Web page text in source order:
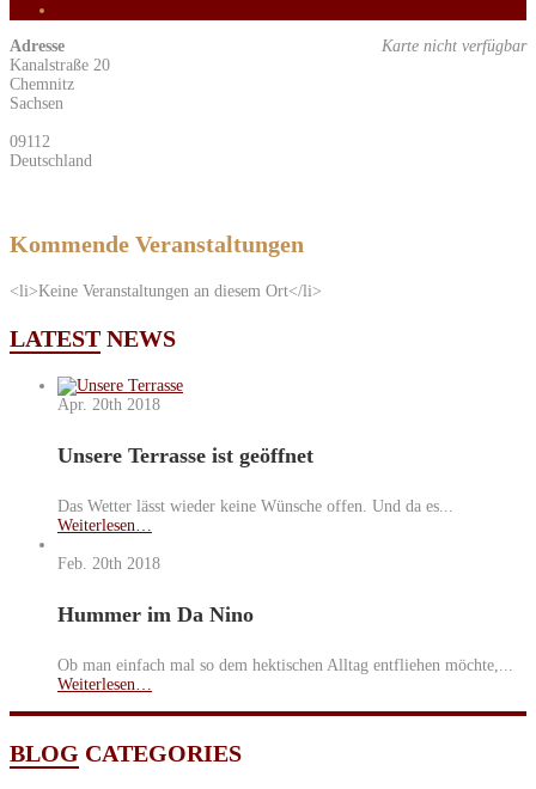
Karte nicht verfügbar
Adresse
Kanalstraße 20
Chemnitz
Sachsen
09112
Deutschland
Kommende Veranstaltungen
<li>Keine Veranstaltungen an diesem Ort</li>
LATEST NEWS
Apr. 20th 2018
Unsere Terrasse ist geöffnet
Das Wetter lässt wieder keine Wünsche offen. Und da es...
Weiterlesen…
Feb. 20th 2018
Hummer im Da Nino
Ob man einfach mal so dem hektischen Alltag entfliehen möchte,...
Weiterlesen…
BLOG CATEGORIES